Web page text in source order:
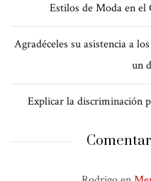
Estilos de Moda en el
Agradéceles su asistencia a
un
Explicar la discriminación